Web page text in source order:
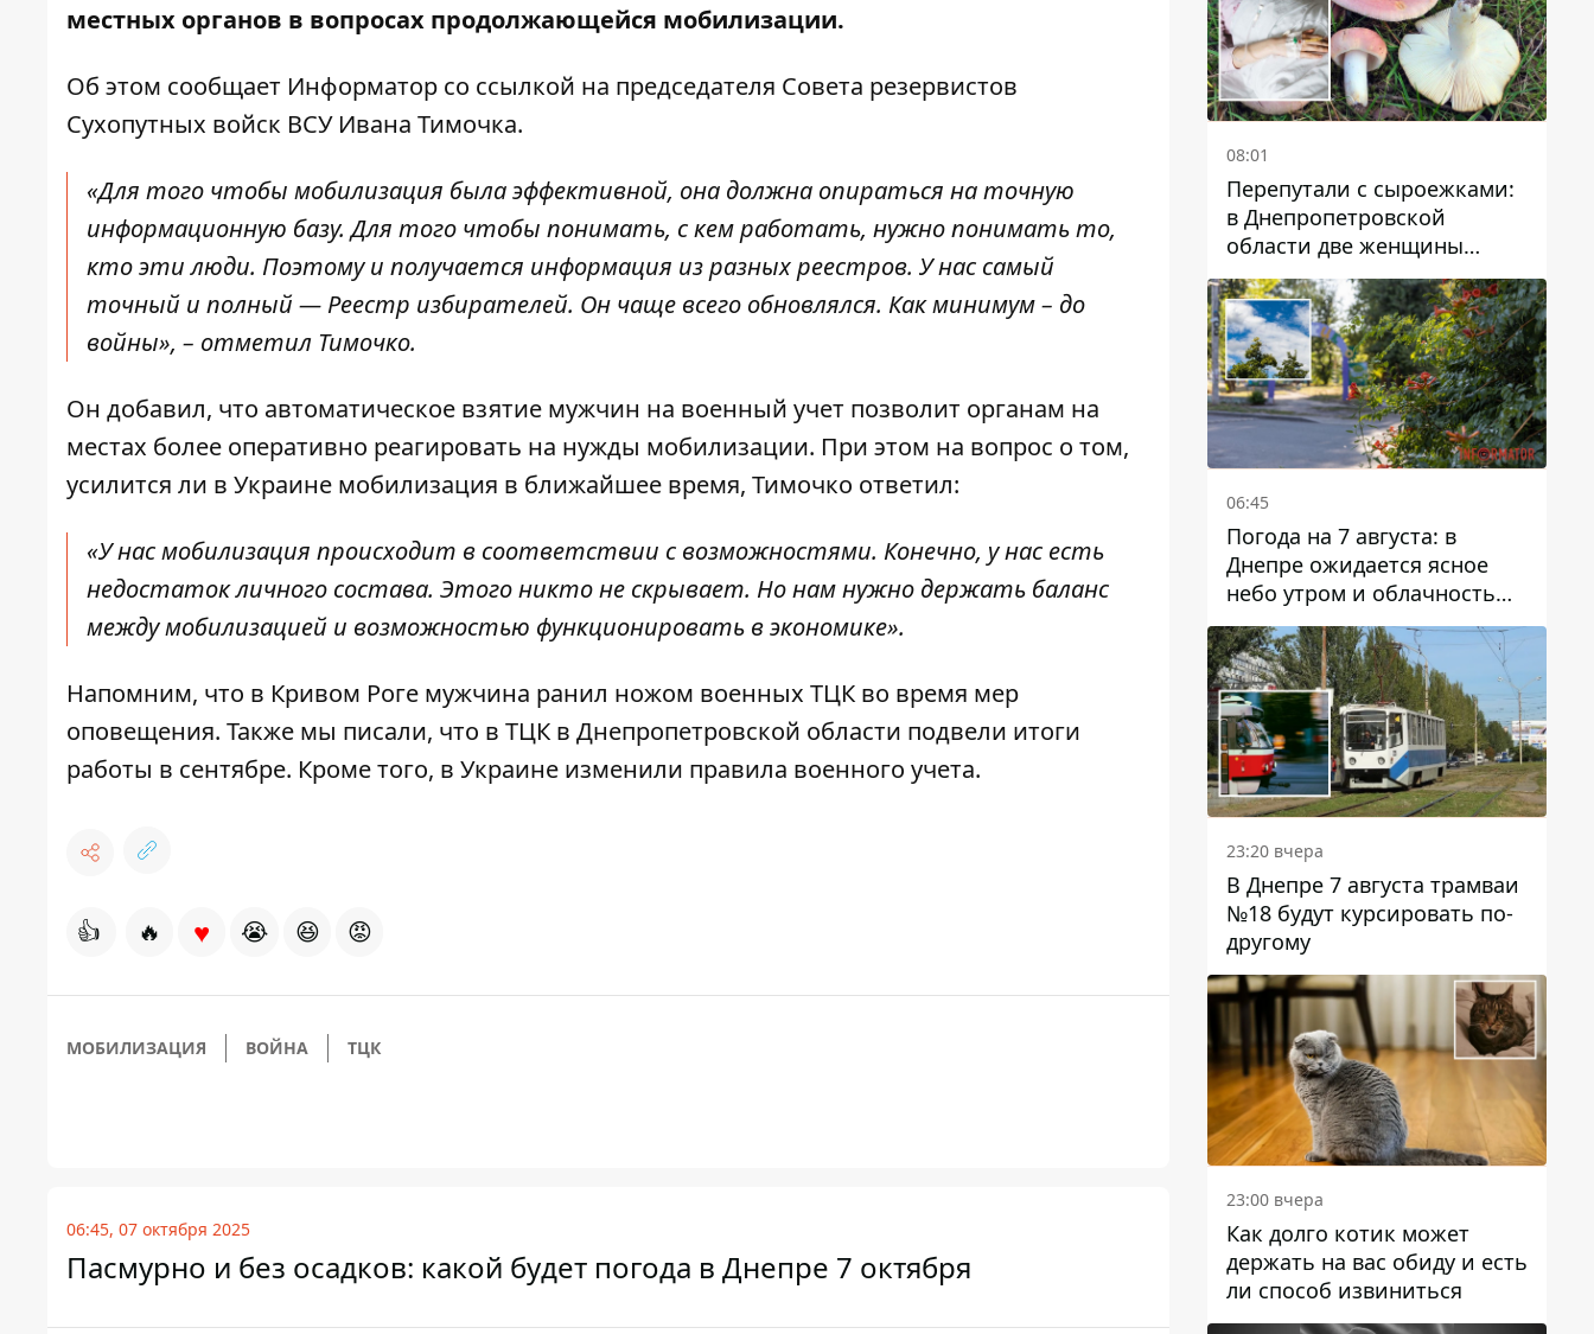
местных органов в вопросах продолжающейся мобилизации.
Об этом сообщает Информатор со ссылкой на председателя Совета резервистов
Сухопутных войск ВСУ Ивана Тимочка.
«Для того чтобы мобилизация была эффективной, она должна опираться на точную
информационную базу. Для того чтобы понимать, с кем работать, нужно понимать то,
кто эти люди. Поэтому и получается информация из разных реестров. У нас самый
точный и полный — Реестр избирателей. Он чаще всего обновлялся. Как минимум – до
войны», – отметил Тимочко.
Он добавил, что автоматическое взятие мужчин на военный учет позволит органам на
местах более оперативно реагировать на нужды мобилизации. При этом на вопрос о том,
усилится ли в Украине мобилизация в ближайшее время, Тимочко ответил:
«У нас мобилизация происходит в соответствии с возможностями. Конечно, у нас есть
недостаток личного состава. Этого никто не скрывает. Но нам нужно держать баланс
между мобилизацией и возможностью функционировать в экономике».
Напомним, что в Кривом Роге мужчина ранил ножом военных ТЦК во время мер
оповещения. Также мы писали, что в ТЦК в Днепропетровской области подвели итоги
работы в сентябре. Кроме того, в Украине изменили правила военного учета.
👍 🔥 ♥ 😭 😆 😡
МОБИЛИЗАЦИЯ ВОЙНА ТЦК
06:45, 07 октября 2025
Пасмурно и без осадков: какой будет погода в Днепре 7 октября
08:01
Перепутали с сыроежками:
в Днепропетровской
области две женщины
отравились грибами
06:45
Погода на 7 августа: в
Днепре ожидается ясное
небо утром и облачность
после обеда
23:20 вчера
В Днепре 7 августа трамваи
№18 будут курсировать по-
другому
23:00 вчера
Как долго котик может
держать на вас обиду и есть
ли способ извиниться